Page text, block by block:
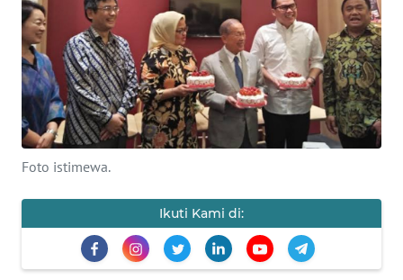
Foto istimewa.
Ikuti Kami di:
INDEKS
BERITA
KONTAK
KAMI
INFO
TENTANG